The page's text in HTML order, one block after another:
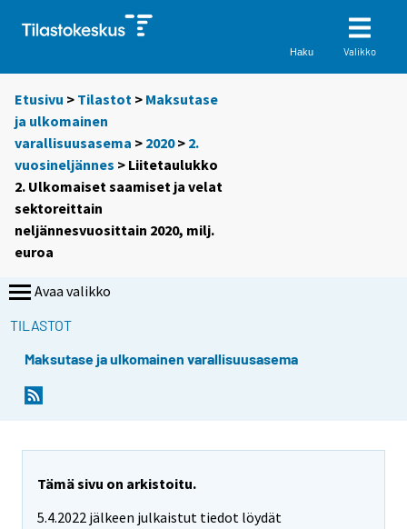
Haku Valikko
Etusivu > Tilastot > Maksutase
ja ulkomainen
varallisuusasema > 2020> 2.
vuosineljännes > Liitetaulukko
2. Ulkomaiset saamiset ja velat
sektoreittain
neljännesvuosittain 2020, milj.
euroa
Avaa valikko
TILASTOT
Maksutase ja ulkomainen varallisuusasema
Tämä sivu on arkistoitu.
5.4.2022 jälkeen julkaistut tiedot löydät